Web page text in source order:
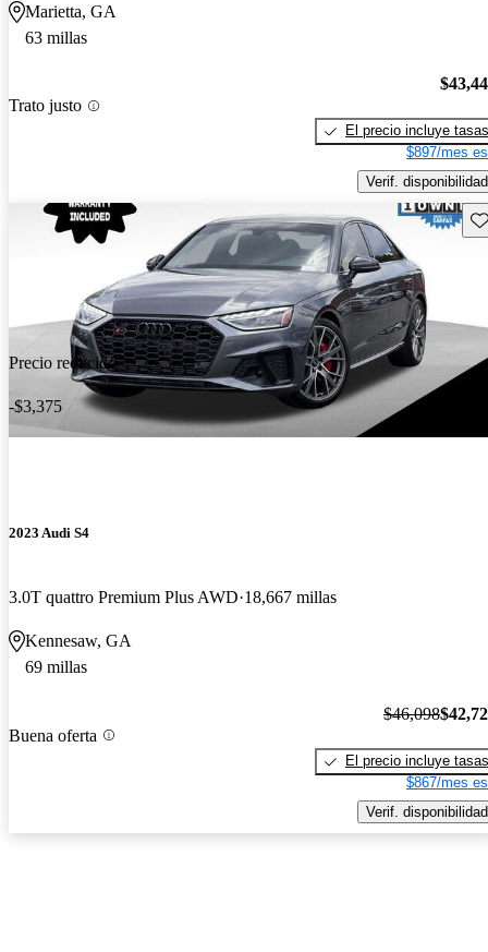
Marietta, GA
63 millas
Trato justo
El precio incluye tasas
$897/mes
Verif. disponibilidad
Precio reducido
-$3,375
2023 Audi S4
3.0T quattro Premium Plus AWD 18,667 millas
Kennesaw, GA
69 millas
Buena oferta
$46,098
El precio incluye tasas
$867/mes
Verif. disponibilidad